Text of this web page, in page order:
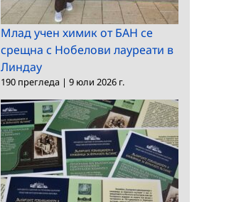
Млад учен химик от БАН се
срещна с Нобелови лауреати в
Линдау
190 прегледа | 9 юли 2026 г.